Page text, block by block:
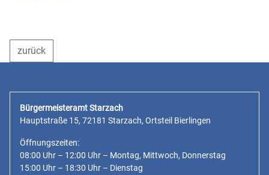
zurück
Bürgermeisteramt Starzach
Hauptstraße 15, 72181 Starzach, Ortsteil Bierlingen
Öffnungszeiten:
08:00 Uhr – 12:00 Uhr – Montag, Mittwoch, Donnerstag
15:00 Uhr – 18:30 Uhr – Dienstag